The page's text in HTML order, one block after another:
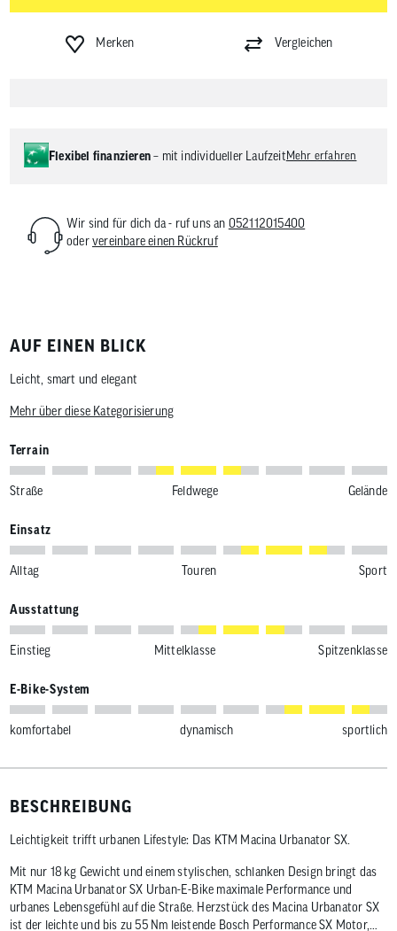
Merken Vergleichen
Flexibel finanzieren– mit individueller Laufzeit Mehr erfahren
Wir sind für dich da - ruf uns an 052112015400
odervereinbare einen Rückruf
AUF EINEN BLICK
Leicht, smart und elegant
Mehr über diese Kategorisierung
Terrain
Straße Feldwege Gelände
Einsatz
Alltag Touren Sport
Ausstattung
Einstieg Mittelklasse Spitzenklasse
E-Bike-System
komfortabel dynamisch sportlich
BESCHREIBUNG
Leichtigkeit trifft urbanen Lifestyle: Das KTM Macina Urbanator SX.
Mit nur 18 kg Gewicht und einem stylischen, schlanken Design bringt das
KTM Macina Urbanator SX Urban-E-Bike maximale Performance und
urbanes Lebensgefühl auf die Straße. Herzstück des Macina Urbanator SX
ist der leichte und bis zu 55 Nm leistende Bosch Performance SX Motor,